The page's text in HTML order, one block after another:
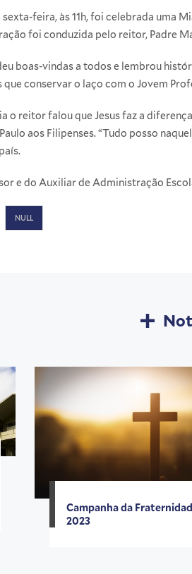
sexta-feira, às 11h, foi celebrada uma
foi conduzida pelo reitor, Padre
boas-vindas a todos e lembrou
que conservar o laço com o Jovem
o reitor falou que Jesus faz a
aos Filipenses. “Tudo posso
e do Auxiliar de Administração
NULL
Campanha da
2023